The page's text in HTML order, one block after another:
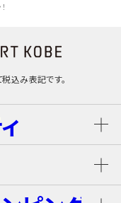
込み表記です。
料）